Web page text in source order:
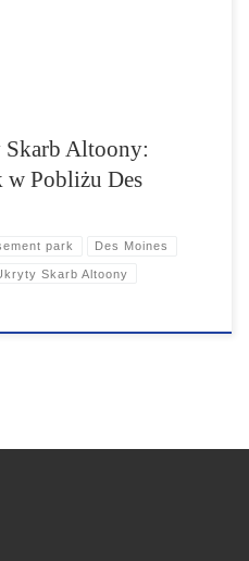
Altoony:
w Pobliżu Des
park Des Moines
Skarb Altoony